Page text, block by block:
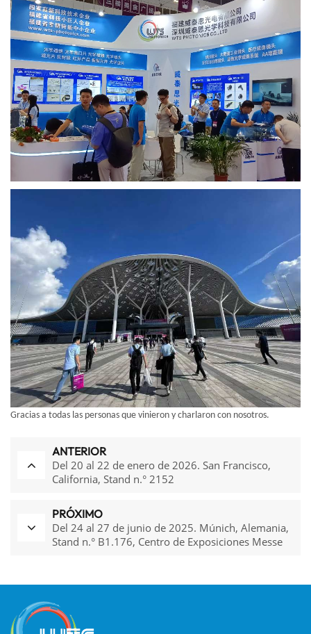
Gracias a todas las personas que vinieron y charlaron con nosotros.
ANTERIOR
Del 20 al 22 de enero de 2026. San Francisco,
California, Stand n.° 2152
PRÓXIMO
Del 24 al 27 de junio de 2025. Múnich, Alemania,
Stand n.° B1.176, Centro de Exposiciones Messe